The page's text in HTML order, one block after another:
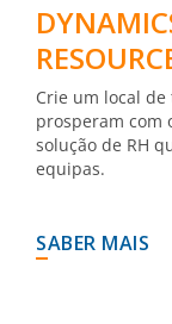
Crie um local de
prosperam com
solução de RH
equipas.
SABER MAIS